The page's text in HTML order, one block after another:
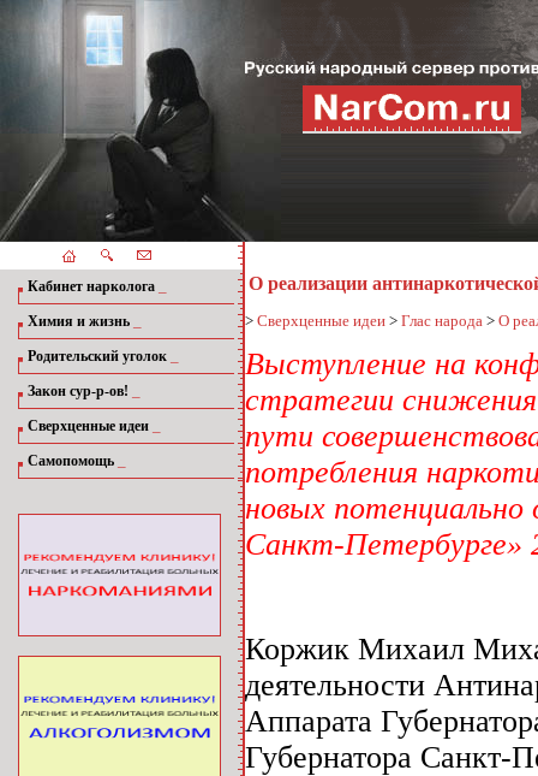
Кабинет нарколога
Химия и жизнь
Родительский уголок
Закон сур-р-ов!
Сверхценные идеи
Самопомощь
О реализации
> Сверхценные идеи > Глас народа > О
Выступление на
стратегии
пути
потребления
новых
Санкт-Петербурге»
Коржик Михаил
деятельности
Аппарата
Губернатора Санкт-